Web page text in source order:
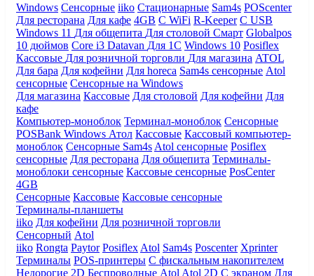
Windows Сенсорные iiko Стационарные Sam4s POScenter
Для ресторана Для кафе 4GB С WiFi R-Keeper С USB
Windows 11 Для общепита Для столовой Смарт Globalpos
10 дюймов Core i3 Datavan Для 1С Windows 10 Posiflex
Кассовые Для розничной торговли Для магазина ATOL
Для бара Для кофейни Для horeca Sam4s сенсорные Atol
сенсорные Сенсорные на Windows
Для магазина Кассовые Для столовой Для кофейни Для
кафе
Компьютер-моноблок Терминал-моноблок Сенсорные
POSBank Windows Атол Кассовые Кассовый компьютер-
моноблок Сенсорные Sam4s Atol сенсорные Posiflex
сенсорные Для ресторана Для общепита Терминалы-
моноблоки сенсорные Кассовые сенсорные PosCenter
4GB
Сенсорные Кассовые Кассовые сенсорные
Терминалы-планшеты
iiko Для кофейни Для розничной торговли
Сенсорный Atol
iiko Rongta Paytor Posiflex Atol Sam4s Poscenter Xprinter
Терминалы POS-принтеры С фискальным накопителем
Недорогие 2D Беспроводные Atol Atol 2D С экраном Для